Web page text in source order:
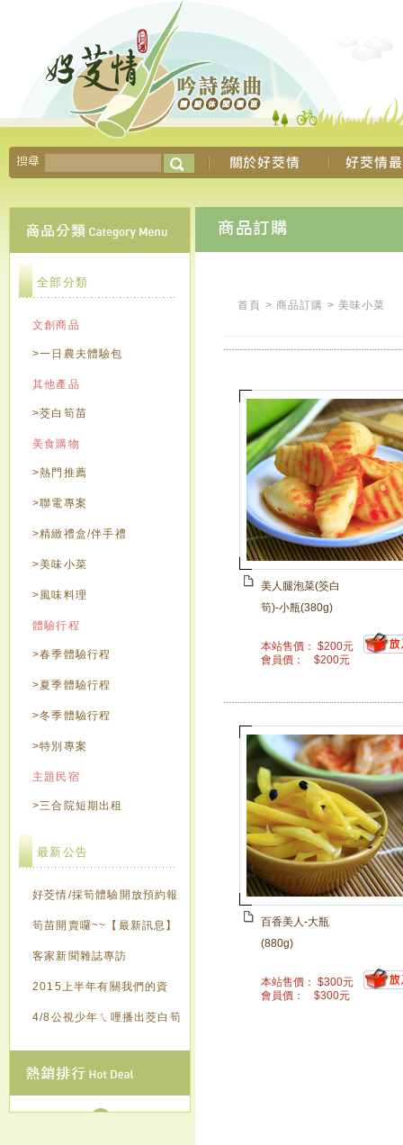
全部分類
文創商品
>一日農夫體驗包
其他產品
>茭白筍苗
美食購物
>熱門推薦
>聯電專案
>精緻禮盒/伴手禮
>美味小菜
>風味料理
體驗行程
>春季體驗行程
>夏季體驗行程
>冬季體驗行程
>特別專案
主題民宿
>三合院短期出租
最新公告
好茭情/採筍體驗開放預約報
名囉~~【最新訊息】
筍苗開賣囉~~【最新訊息】
客家新聞雜誌專訪
2015上半年有關我們的資
訊，歡迎來點閱~~~
4/8公視少年ㄟ哩播出茭白筍
創意造紙
首頁 > 商品訂購 > 美味小菜
美人腿泡菜(筊白
筍)-小瓶(380g)
本站售價： $200元
會員價：
$200元
百香美人-大瓶
(880g)
本站售價： $300元
會員價：
$300元